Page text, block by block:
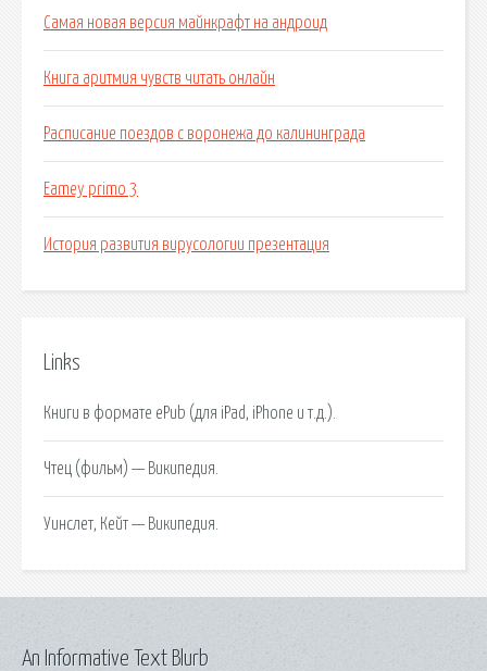
Самая новая версия майнкрафт на андроид
Книга аритмия чувств читать онлайн
Расписание поездов с воронежа до калининграда
Eamey primo 3
История развития вирусологии презентация
Links
Книги в формате ePub (для iPad, iPhone и т.д.).
Чтец (фильм) — Википедия.
Уинслет, Кейт — Википедия.
An Informative Text Blurb